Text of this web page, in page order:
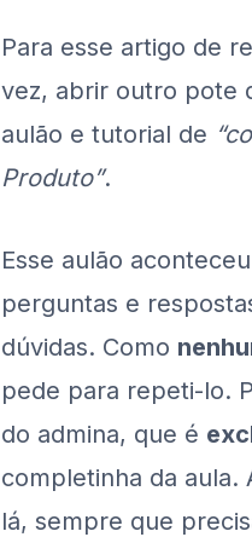
Para esse artigo de
vez, abrir outro pote
aulão e tutorial de
Produto”.
Esse aulão
perguntas e
dúvidas. Como
pede para repeti-lo.
do admina, que é
completinha da aula.
lá, sempre que